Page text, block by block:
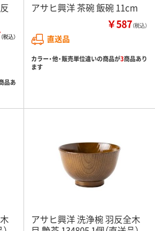
品あ
アサヒ興洋 茶碗 飯碗 11cm
￥587（税込）
直送品
カラー・他・販売単位違いの商品が3商品あり
ます
アサヒ興洋 洗浄椀 羽反全木